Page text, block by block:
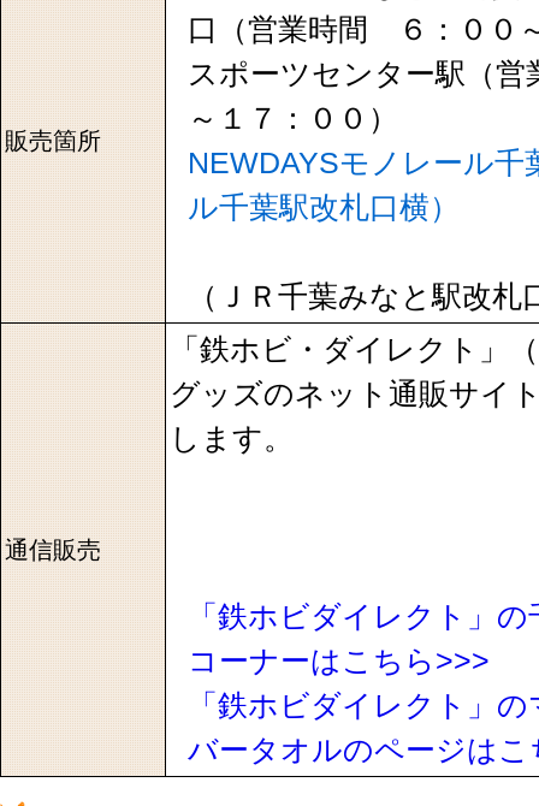
販売箇所
口（営業時間 ６：００
スポーツセンター駅（営
～１７：００）
NEWDAYSモノレール千
ル千葉駅改札口横）
（ＪＲ千葉みなと駅改札
通信販売
「鉄ホビ・ダイレクト」
グッズのネット通販サイ
します。
「鉄ホビダイレクト」
コーナーはこちら>>>
「鉄ホビダイレクト」
バータオルのページはこ